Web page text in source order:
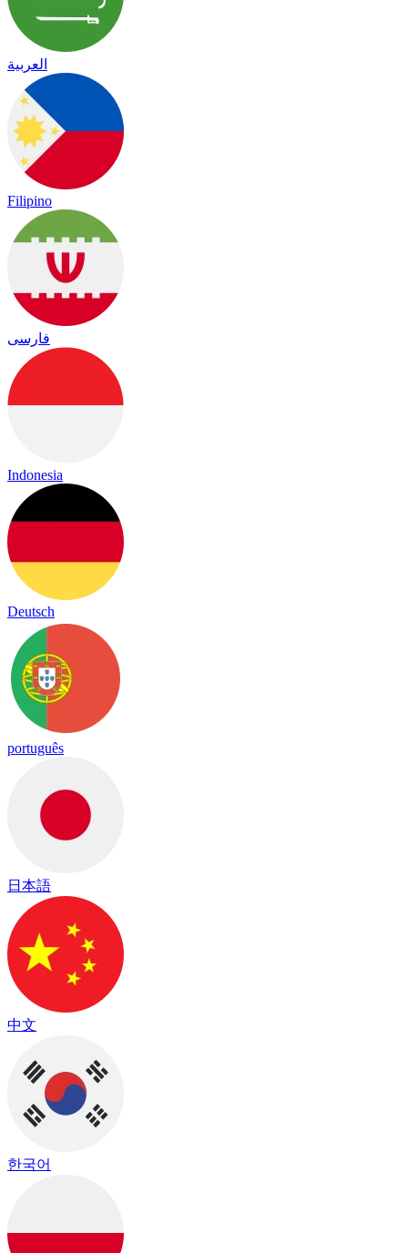
العربية
Filipino
فارسی
Indonesia
Deutsch
português
日本語
中文
한국어